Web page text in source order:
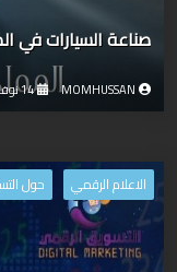
صناعة السيارات في
MOMHUSSAN 14 نوفمبر 2021
الاعلام الرقمي حول